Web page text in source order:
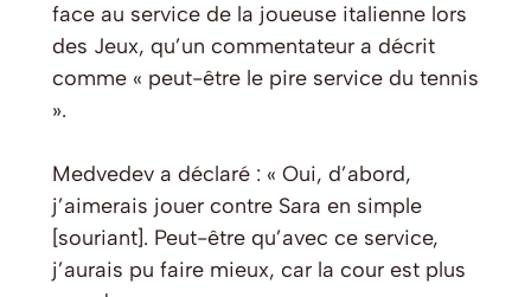
face au service de la joueuse italienne lors
des Jeux, qu’un commentateur a décrit
comme « peut-être le pire service du tennis
».
Medvedev a déclaré : « Oui, d’abord,
j’aimerais jouer contre Sara en simple
[souriant]. Peut-être qu’avec ce service,
j’aurais pu faire mieux, car la cour est plus